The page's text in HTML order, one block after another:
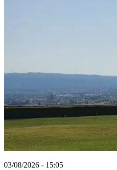
03/08/2026 - 15:05